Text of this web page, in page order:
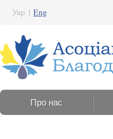
Укр | Eng
Про нас